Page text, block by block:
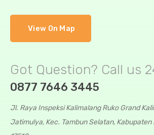
View On Map
Got Question? Call us
0877 7646 3445
Jl. Raya Inspeksi Kalimalang Ruko Grand
Jatimulya, Kec. Tambun Selatan,